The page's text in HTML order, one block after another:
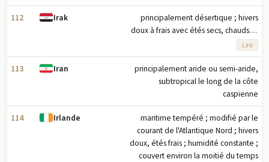
112 Irak
principalement désertique ; hivers
doux à frais avec étés secs, chauds et
sans nuages ; les régions
montagneuses du nord le long des
frontières iranienne et turque
connaissent des hivers froids avec
des chutes de neige parfois
abondantes qui fondent au début du
printemps, provoquant parfois des
inondations importantes dans le
centre et le sud de l'Irak
Lire
113 Iran
principalement aride ou semi-aride,
subtropical le long de la côte
caspienne
114 Irlande
maritime tempéré ; modifié par le
courant de l'Atlantique Nord ; hivers
doux, étés frais ; humidité constante ;
couvert environ la moitié du temps